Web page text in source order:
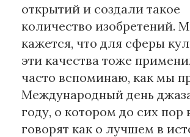
открытий и создали такое
количество изобретений.
кажется, что для сферы
эти качества тоже
часто вспоминаю, как мы
Международный день
году, о котором до сих
говорят как о лучшем в